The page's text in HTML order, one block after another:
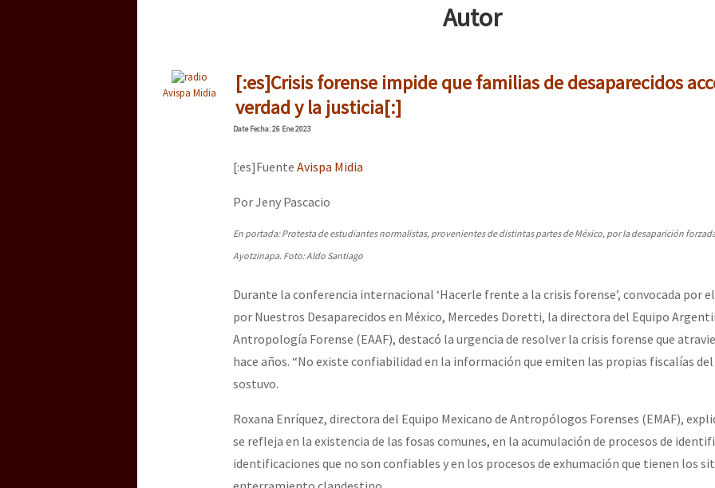
Dia 3 do Encontro “Guerra contra a Humanidade”
Dia 2 do Encontro “Guerra contra a Humanidad”
[CDMX – 20 julio] Jornadas globales por la libertad de Jesús Plácido Galindo y el alto a la
Se o México sabe, que o mundo saiba! Nossas lutas pela memória, a justiça e a dignidade
Autor
Avispa Midia
[:es]Crisis forense impide que familias de desaparecidos
verdad y la justicia[:]
DateFecha: 26 Ene 2023
[:es]Fuente Avispa Midia
Por Jeny Pascacio
En portada: Protesta de estudiantes normalistas, provenientes de distintas partes de México, por la desaparición
Ayotzinapa. Foto: Aldo Santiago
Durante la conferencia internacional ‘Hacerle frente a la crisis forense’, convocada por
por Nuestros Desaparecidos en México, Mercedes Doretti, la directora del Equipo
Antropología Forense (EAAF), destacó la urgencia de resolver la crisis forense que
hace años. “No existe confiabilidad en la información que emiten las propias fiscalías del
sostuvo.
Roxana Enríquez, directora del Equipo Mexicano de Antropólogos Forenses (EMAF),
se refleja en la existencia de las fosas comunes, en la acumulación de procesos de
identificaciones que no son confiables y en los procesos de exhumación que tienen los